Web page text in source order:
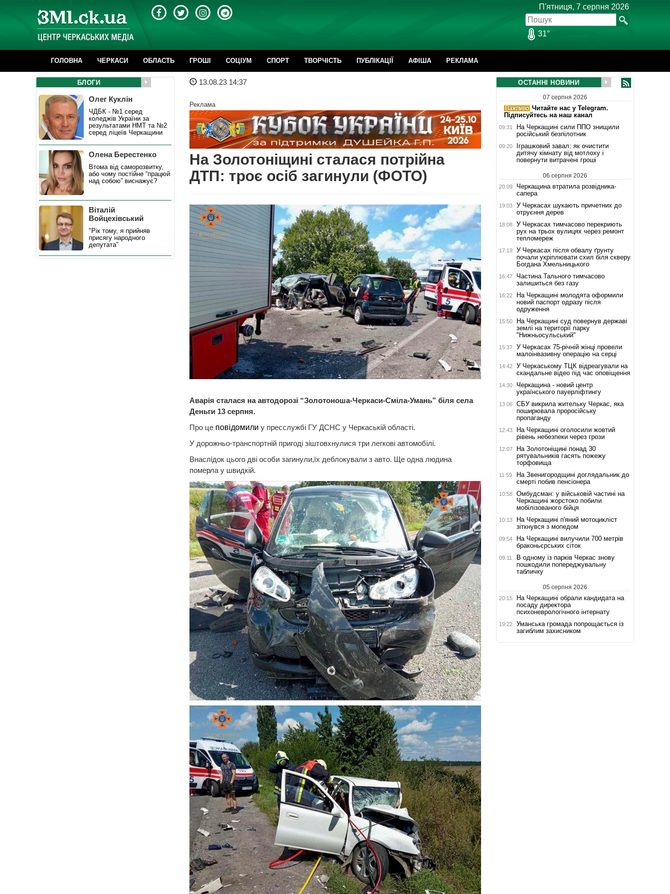
П'ятниця, 7 серпня 2026
31°
ГОЛОВНА ЧЕРКАСИ ОБЛАСТЬ ГРОШІ CОЦІУМ СПОРТ ТВОРЧІСТЬ ПУБЛІКАЦІЇ АФІША РЕКЛАМА
13.08.23 14:37
Реклама
На Золотоніщині сталася потрійна
ДТП: троє осіб загинули (ФОТО)
Аварія сталася на автодорозі “Золотоноша-Черкаси-Сміла-Умань” біля села
Деньги 13 серпня.
Про це повідомили у пресслужбі ГУ ДСНС у Черкаській області.
У дорожньо-транспортній пригоді зіштовхнулися три легкові автомобілі.
Внаслідок цього дві особи загинули,їх деблокували з авто. Ще одна людина
померла у швидкій.
БЛОГИ
Олег Куклін
ЧДБК - №1 серед
коледжів України за
результатами НМТ та №2
серед ліцеїв Черкащини
Олена Берестенко
Втома від саморозвитку,
або чому постійне “працюй
над собою” виснажує?
Віталій
Войцехівський
"Рік тому, я прийняв
присягу народного
депутата"
ОСТАННІ НОВИНИ
07 серпня 2026
Читайте нас у Telegram.
Підписуйтесь на наш канал
09:31
На Черкащині сили ППО знищили
російський безпілотник
09:20
Іграшковий завал: як очистити
дитячу кімнату від мотлоху і
повернути витрачені гроші
06 серпня 2026
20:09
Черкащина втратила розвідника-
сапера
19:03
У Черкасах шукають причетних до
отруєння дерев
18:08
У Черкасах тимчасово перекриють
рух на трьох вулицях через ремонт
тепломереж
17:19
У Черкасах після обвалу ґрунту
почали укріплювати схил біля скверу
Богдана Хмельницького
16:47
Частина Тального тимчасово
залишиться без газу
16:22
На Черкащині молодята оформили
новий паспорт одразу після
одруження
15:50
На Черкащині суд повернув державі
землі на території парку
"Нижньосульський"
15:37
У Черкасах 75-річній жінці провели
малоінвазивну операцію на серці
14:42
У Черкаському ТЦК відреагували на
скандальне відео під час оповіщення
14:30
Черкащина - новий центр
українського пауерліфтингу
13:06
СБУ викрила жительку Черкас, яка
поширювала проросійську
пропаганду
12:43
На Черкащині оголосили жовтий
рівень небезпеки через грози
12:07
На Золотоніщині понад 30
рятувальників гасять пожежу
торфовища
11:59
На Звенигородщині доглядальник до
смерті побив пенсіонера
10:58
Омбудсман: у військовій частині на
Черкащині жорстоко побили
мобілізованого бійця
10:13
На Черкащині п'яний мотоцикліст
зіткнувся з мопедом
09:54
На Черкащині вилучили 700 метрів
браконьєрських сіток
09:11
В одному із парків Черкас знову
пошкодили попереджувальну
табличку
05 серпня 2026
20:15
На Черкащині обрали кандидата на
посаду директора
психоневрологічного інтернату
19:22
Уманська громада попрощається із
загиблим захисником